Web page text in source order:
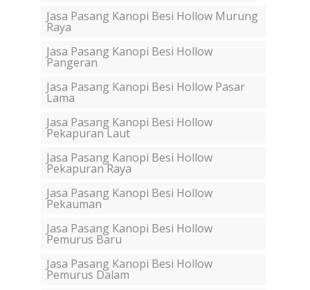
Jasa Pasang Kanopi Besi Hollow Murung
Raya
Jasa Pasang Kanopi Besi Hollow
Pangeran
Jasa Pasang Kanopi Besi Hollow Pasar
Lama
Jasa Pasang Kanopi Besi Hollow
Pekapuran Laut
Jasa Pasang Kanopi Besi Hollow
Pekapuran Raya
Jasa Pasang Kanopi Besi Hollow
Pekauman
Jasa Pasang Kanopi Besi Hollow
Pemurus Baru
Jasa Pasang Kanopi Besi Hollow
Pemurus Dalam